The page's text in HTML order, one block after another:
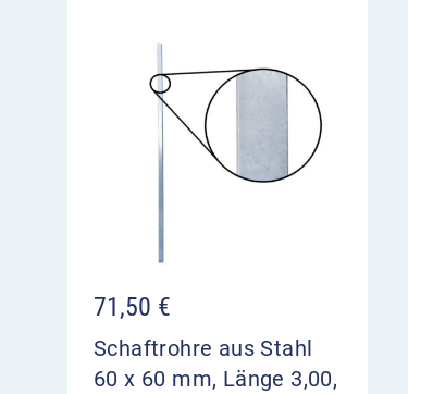
71,50 €
Schaftrohre aus Stahl
60 x 60 mm, Länge 3,00,